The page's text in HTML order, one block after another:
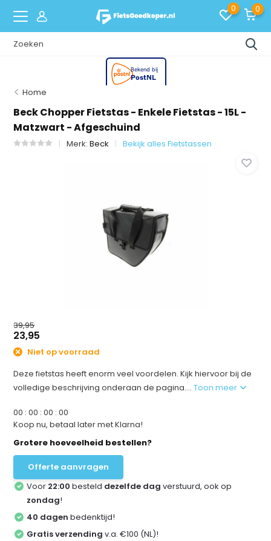
0 0
Home
Beck Chopper Fietstas - Enkele Fietstas - 15L -
Matzwart - Afgeschuind
Merk:Beck Bekijk alles Fietstassen
39,95
23,95
Niet op voorraad
Deze fietstas heeft enorm veel voordelen. Kijk hiervoor bij de
volledige beschrijving onderaan de pagina....Toon meer
00 :00 :00 :00
Koop nu, betaal later met Klarna!
Grotere hoeveelheid bestellen?
Offerte aanvragen
Voor 22:00 besteld dezelfde dag verstuurd, ook op
zondag!
40 dagen bedenktijd!
Gratis verzending v.a. €100 (NL)!